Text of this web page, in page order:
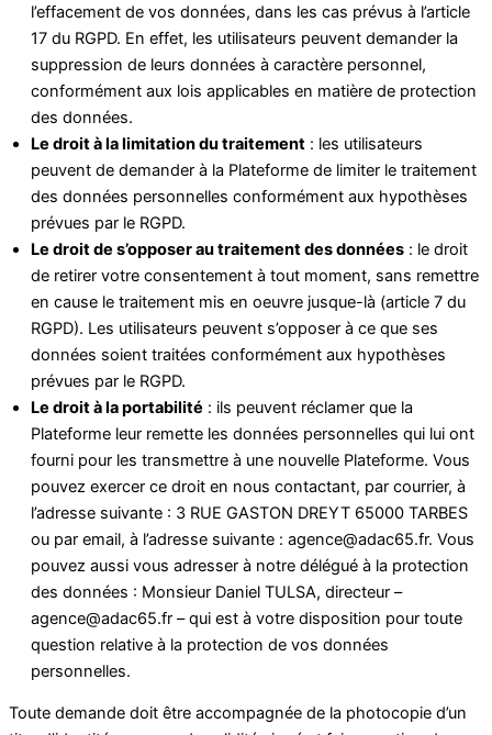
l’effacement de vos données, dans les cas prévus à l’article
17 du RGPD. En effet, les utilisateurs peuvent demander la
suppression de leurs données à caractère personnel,
conformément aux lois applicables en matière de protection
des données.
Le droit à la limitation du traitement : les utilisateurs
peuvent de demander à la Plateforme de limiter le traitement
des données personnelles conformément aux hypothèses
prévues par le RGPD.
Le droit de s’opposer au traitement des données : le droit
de retirer votre consentement à tout moment, sans remettre
en cause le traitement mis en oeuvre jusque-là (article 7 du
RGPD). Les utilisateurs peuvent s’opposer à ce que ses
données soient traitées conformément aux hypothèses
prévues par le RGPD.
Le droit à la portabilité : ils peuvent réclamer que la
Plateforme leur remette les données personnelles qui lui ont
fourni pour les transmettre à une nouvelle Plateforme. Vous
pouvez exercer ce droit en nous contactant, par courrier, à
l’adresse suivante : 3 RUE GASTON DREYT 65000 TARBES
ou par email, à l’adresse suivante : agence@adac65.fr. Vous
pouvez aussi vous adresser à notre délégué à la protection
des données : Monsieur Daniel TULSA, directeur –
agence@adac65.fr – qui est à votre disposition pour toute
question relative à la protection de vos données
personnelles.
Toute demande doit être accompagnée de la photocopie d’un